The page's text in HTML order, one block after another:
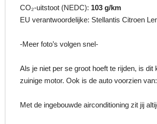
CO₂-uitstoot (NEDC): 103 g/km
EU verantwoordelijke: Stellantis Citroen
-Meer foto’s volgen snel-
Als je niet per se groot hoeft te rijden, is
zuinige motor. Ook is de auto voorzien
Met de ingebouwde airconditioning zit jij